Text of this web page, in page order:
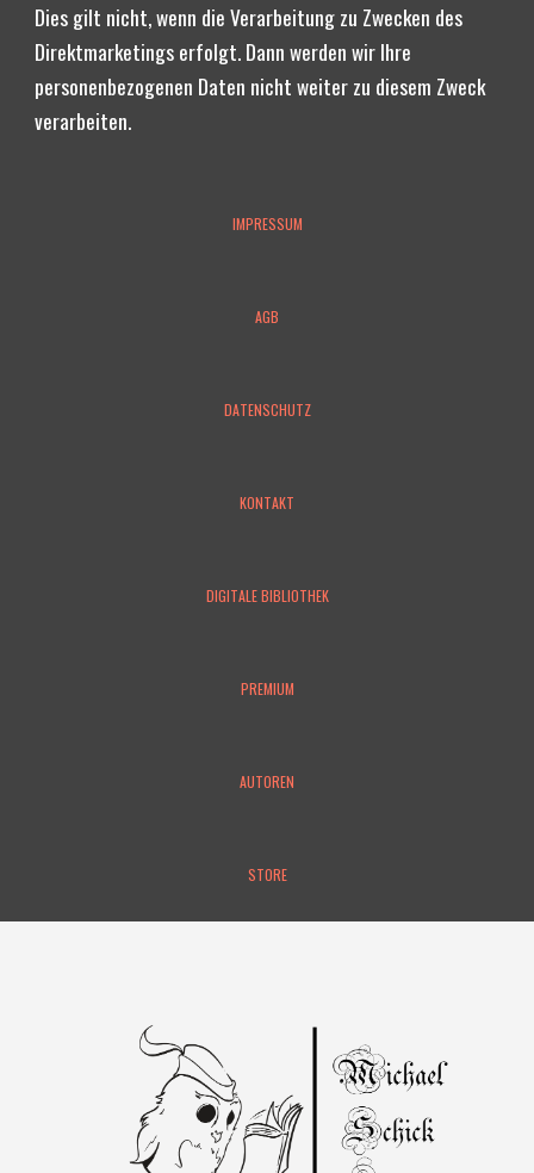
Dies gilt nicht, wenn die Verarbeitung zu Zwecken des
Direktmarketings erfolgt. Dann werden wir Ihre
personenbezogenen Daten nicht weiter zu diesem Zweck
verarbeiten.
IMPRESSUM
AGB
DATENSCHUTZ
KONTAKT
DIGITALE BIBLIOTHEK
PREMIUM
AUTOREN
STORE